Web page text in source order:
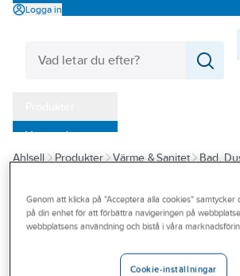
Logga in
Varumärken
Kampanjer
Branscher
Ahlsell Produkter Värme & Sanitet
Bad,
Reservdelar blandare
Reservdelar Mora
Genom att klicka på "Acceptera alla cookies" samtycker
på din enhet för att förbättra navigeringen på
webbplatsens användning och bistå i våra
Cookie-inställningar